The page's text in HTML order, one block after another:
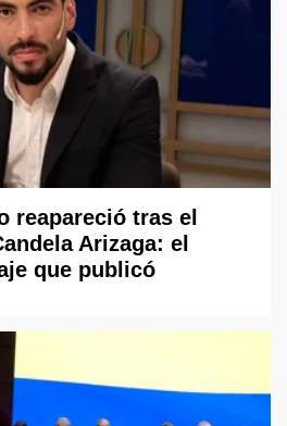
reapareció tras el
Arizaga: el
que publicó